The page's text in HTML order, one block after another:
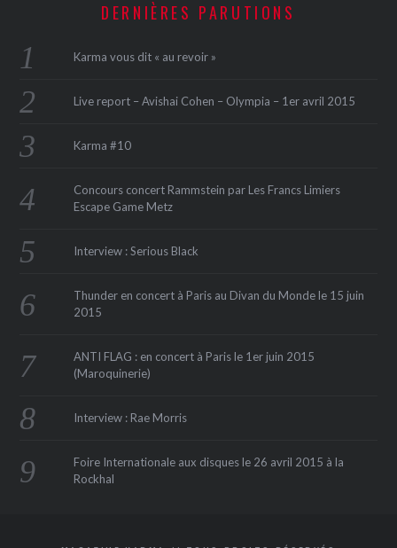
DERNIÈRES PARUTIONS
Karma vous dit « au revoir »
Live report – Avishai Cohen – Olympia – 1er avril 2015
Karma #10
Concours concert Rammstein par Les Francs Limiers
Escape Game Metz
Interview : Serious Black
Thunder en concert à Paris au Divan du Monde le 15 juin
2015
ANTI FLAG : en concert à Paris le 1er juin 2015
(Maroquinerie‏)
Interview : Rae Morris
Foire Internationale aux disques le 26 avril 2015 à la
Rockhal